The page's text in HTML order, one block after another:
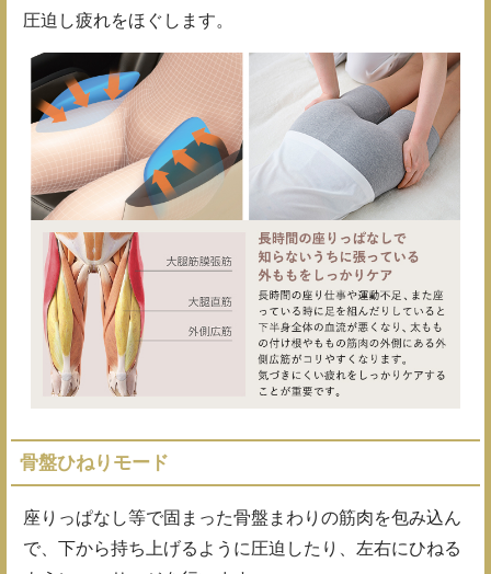
圧迫し疲れをほぐします。
骨盤ひねりモード
座りっぱなし等で固まった骨盤まわりの筋肉を包み込ん
で、下から持ち上げるように圧迫したり、左右にひねる